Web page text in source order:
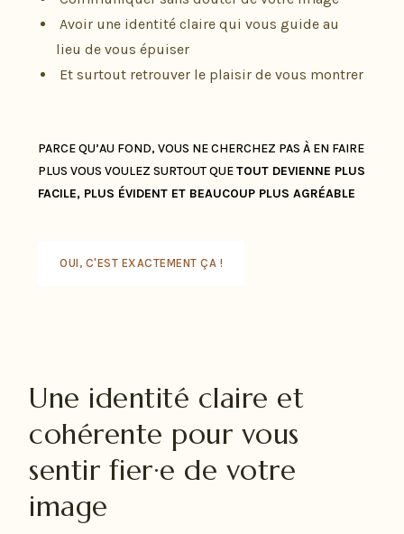
Avoir une identité claire qui vous guide au
lieu de vous épuiser
Et surtout retrouver le plaisir de vous montrer
PARCE QU’AU FOND, VOUS NE CHERCHEZ PAS À EN FAIRE
PLUS VOUS VOULEZ SURTOUT QUETOUT DEVIENNE PLUS
FACILE, PLUS ÉVIDENT ET BEAUCOUP PLUS AGRÉABLE
OUI, C'EST EXACTEMENT ÇA !
Une identité claire et
cohérente pour vous
sentir fier·e de votre
image